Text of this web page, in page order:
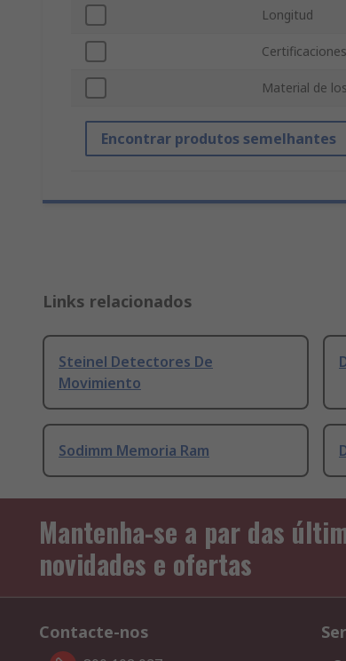
Longitud
Material de
Encontrar produtos semelhantes
Links relacionados
Steinel Detectores De
Movimiento
Sodimm Memoria Ram
Mantenha-se a par das
novidades e ofertas
Contacte-nos